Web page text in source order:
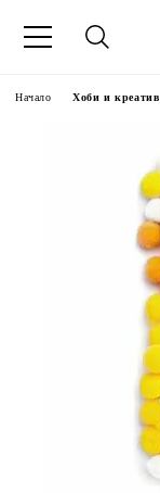
Начало Хоби и креатив